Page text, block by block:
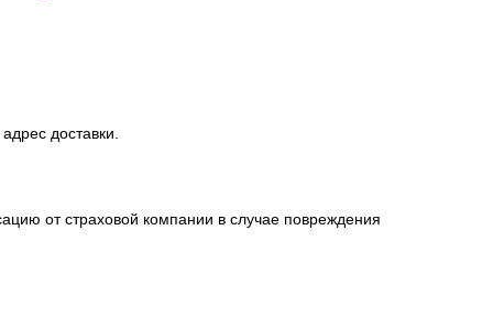
доставки.
от страховой компании в случае повреждения